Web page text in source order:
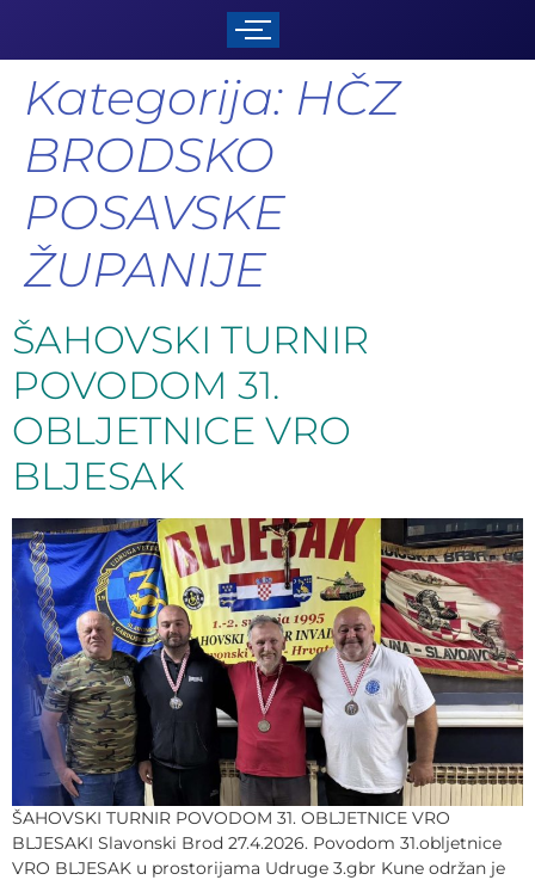
Kategorija: HČZ
BRODSKO
POSAVSKE
ŽUPANIJE
ŠAHOVSKI TURNIR
POVODOM 31.
OBLJETNICE VRO
BLJESAK
ŠAHOVSKI TURNIR POVODOM 31. OBLJETNICE VRO
BLJESAKI Slavonski Brod 27.4.2026. Povodom 31.obljetnice
VRO BLJESAK u prostorijama Udruge 3.gbr Kune održan je